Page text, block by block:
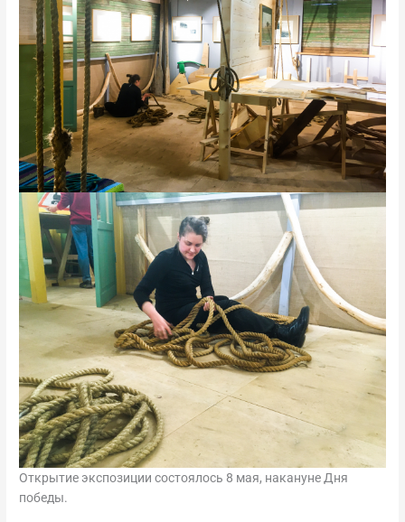
Открытие экспозиции состоялось 8 мая, накануне Дня
победы.